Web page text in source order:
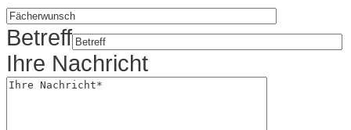
Betreff
Ihre Nachricht